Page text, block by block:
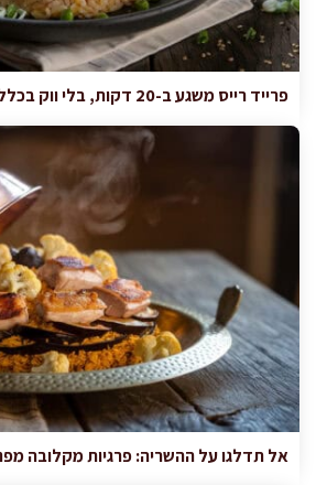
פרייד רייס משגע ב-20 דקות, בלי ווק בכלל
אל תדלגו על ההשריה: פרגיות מקלובה